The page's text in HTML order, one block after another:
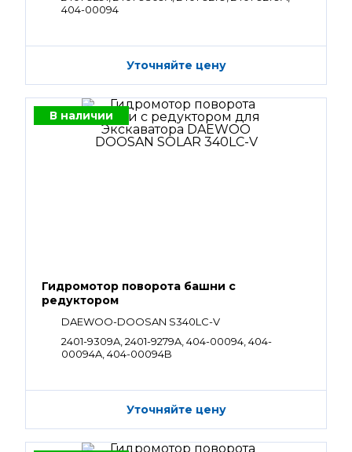
404-00094
Уточняйте цену
В наличии
Гидромотор поворота башни с
редуктором
DAEWOO-DOOSAN S340LC-V
2401-9309A, 2401-9279A, 404-00094, 404-
00094A, 404-00094B
Уточняйте цену